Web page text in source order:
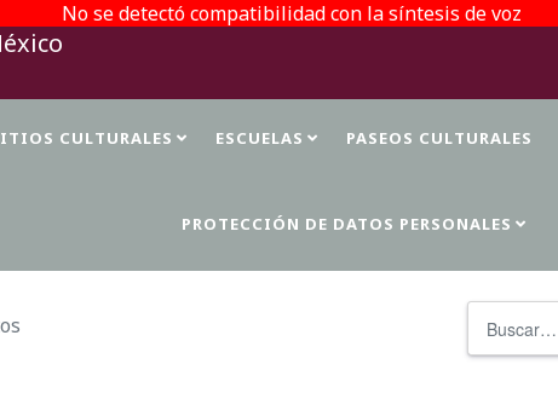
No se detectó compatibilidad con la síntesis de voz
CULTURALES ESCUELAS PASEOS CULTURALES
PROTECCIÓN DE DATOS PERSONALES